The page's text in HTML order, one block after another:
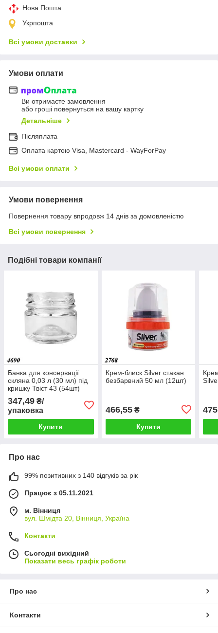
Нова Пошта
Укрпошта
Всі умови доставки
Умови оплати
Ви отримаєте замовлення
або гроші повернуться на вашу картку
Детальніше
Післяплата
Оплата картою Visa, Mastercard - WayForPay
Всі умови оплати
Умови повернення
Повернення товару впродовж 14 днів за домовленістю
Всі умови повернення
Подібні товари компанії
Банка для консервації
скляна 0,03 л (30 мл) під
кришку Твіст 43 (54шт)
347,49 ₴/
упаковка
Купити
Крем-блиск Silver стакан
безбарвний 50 мл (12шт)
466,55₴
Купити
Про нас
99% позитивних з 140 відгуків за рік
Працює з 05.11.2021
м. Вінниця
вул. Шмідта 20, Вінниця, Україна
Контакти
Сьогодні вихідний
Показати весь графік роботи
Про нас
Контакти